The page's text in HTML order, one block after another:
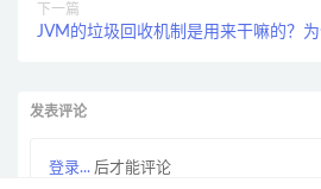
下一篇
JVM的垃圾回收机制是用来干嘛的？
发表评论
登录... 后才能评论